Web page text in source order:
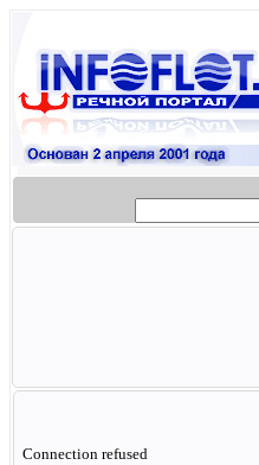
Connection refused